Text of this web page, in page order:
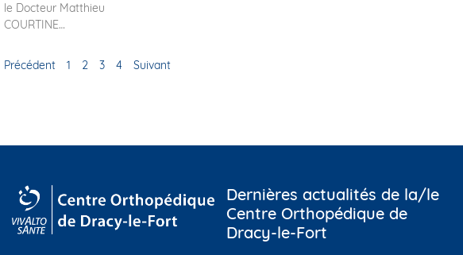
le Docteur Matthieu
COURTINE
Précédent 1 2 3 4 Suivant
Dernières actualités de la/le
Centre Orthopédique de
Dracy-le-Fort